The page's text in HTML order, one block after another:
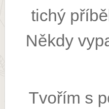
tichý
Někdy
Tvořím s